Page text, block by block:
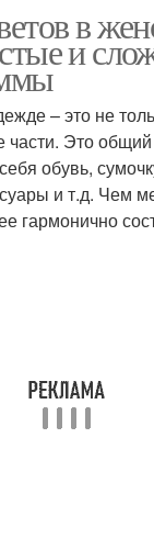
в
и
– это не
части. Это
обувь,
и т.д. Чем
гармонично